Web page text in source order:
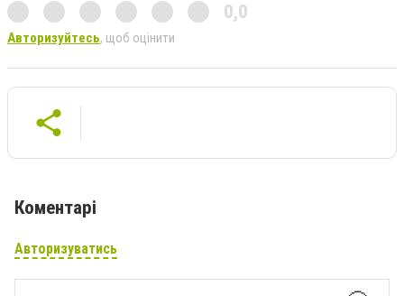
0,0
Авторизуйтесь, щоб оцінити
Коментарі
Авторизуватись